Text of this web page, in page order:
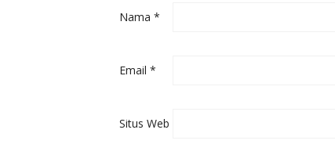
Nama *
Email *
Situs Web